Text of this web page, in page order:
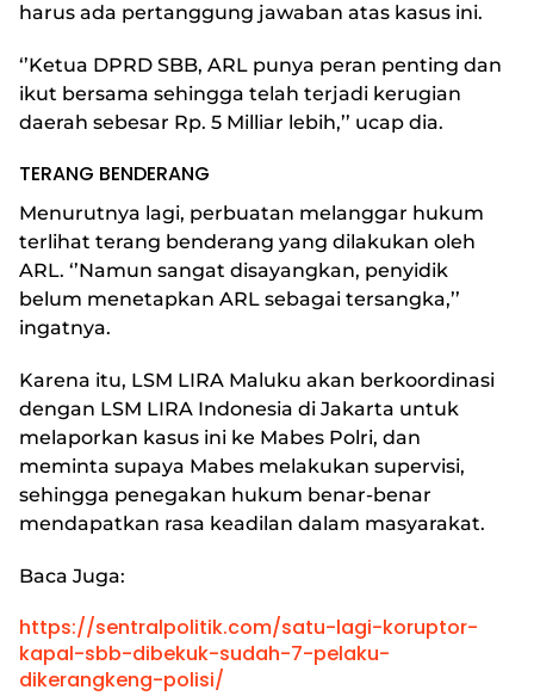
harus ada pertanggung jawaban atas kasus ini.
‘’Ketua DPRD SBB, ARL punya peran penting dan
ikut bersama sehingga telah terjadi kerugian
daerah sebesar Rp. 5 Milliar lebih,’’ ucap dia.
TERANG BENDERANG
Menurutnya lagi, perbuatan melanggar hukum
terlihat terang benderang yang dilakukan oleh
ARL. ‘’Namun sangat disayangkan, penyidik
belum menetapkan ARL sebagai tersangka,’’
ingatnya.
Karena itu, LSM LIRA Maluku akan berkoordinasi
dengan LSM LIRA Indonesia di Jakarta untuk
melaporkan kasus ini ke Mabes Polri, dan
meminta supaya Mabes melakukan supervisi,
sehingga penegakan hukum benar-benar
mendapatkan rasa keadilan dalam masyarakat.
Baca Juga:
https://sentralpolitik.com/satu-lagi-koruptor-
kapal-sbb-dibekuk-sudah-7-pelaku-
dikerangkeng-polisi/